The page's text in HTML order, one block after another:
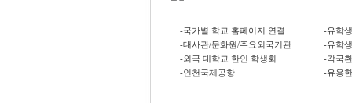
-국가별 학교 홈페이지 연결
-대사관/문화원/주요외국기관
-외국 대학교 한인 학생회
-인천국제공항
-유학
-유학
-각국
-유용